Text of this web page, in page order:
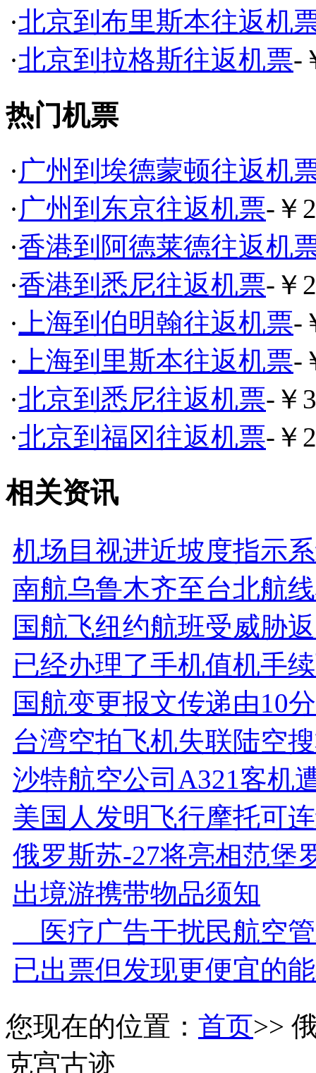
·北京到布里斯本往返机
·北京到拉格斯往返机票-
热门机票
·广州到埃德蒙顿往返机
·广州到东京往返机票-￥
·香港到阿德莱德往返机
·香港到悉尼往返机票-￥
· 上海到伯明翰往返机票-
· 上海到里斯本往返机票-
·北京到悉尼往返机票-￥
·北京到福冈往返机票-￥
相关资讯
机场目视进近坡度指示
南航乌鲁木齐至台北航
国航飞纽约航班受威胁
已经办理了手机值机手
国航变更报文传递由10
台湾空拍飞机失联陆空
沙特航空公司A321客机
美国人发明飞行摩托可
俄罗斯苏-27将亮相范堡
出境游携带物品须知
医疗广告干扰民航空
已出票但发现更便宜的
您现在的位置： 首页>>
克宫古迹